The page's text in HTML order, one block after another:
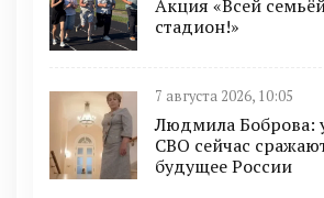
Акция «Всей
стадион!»
7 августа 2026, 10:05
Людмила Боброва:
СВО сейчас
будущее России